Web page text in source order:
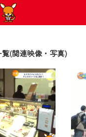
(関連映像・写真)
02
ービス『CCNet